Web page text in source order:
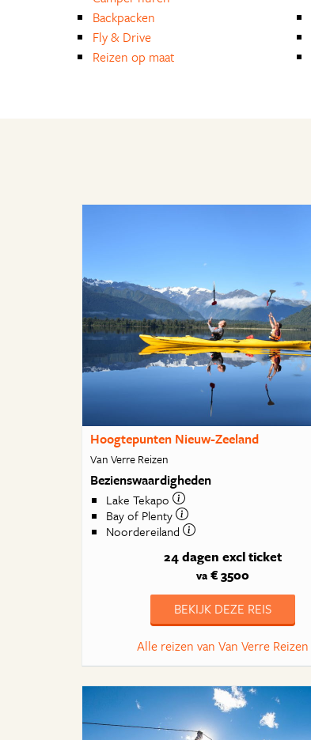
Backpacken
Fly & Drive
Reizen op maat
Hoogtepunten Nieuw-Zeeland
Van Verre Reizen
Bezienswaardigheden
Lake Tekapo
Bay of Plenty
Noordereiland
24 dagen excl ticket
va € 3500
BEKIJK DEZE REIS
Alle reizen van Van Verre Reizen